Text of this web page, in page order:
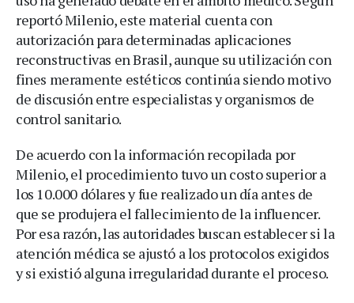
reportó Milenio, este material cuenta con
autorización para determinadas aplicaciones
reconstructivas en Brasil, aunque su utilización con
fines meramente estéticos continúa siendo motivo
de discusión entre especialistas y organismos de
control sanitario.
De acuerdo con la información recopilada por
Milenio, el procedimiento tuvo un costo superior a
los 10.000 dólares y fue realizado un día antes de
que se produjera el fallecimiento de la influencer.
Por esa razón, las autoridades buscan establecer si la
atención médica se ajustó a los protocolos exigidos
y si existió alguna irregularidad durante el proceso.